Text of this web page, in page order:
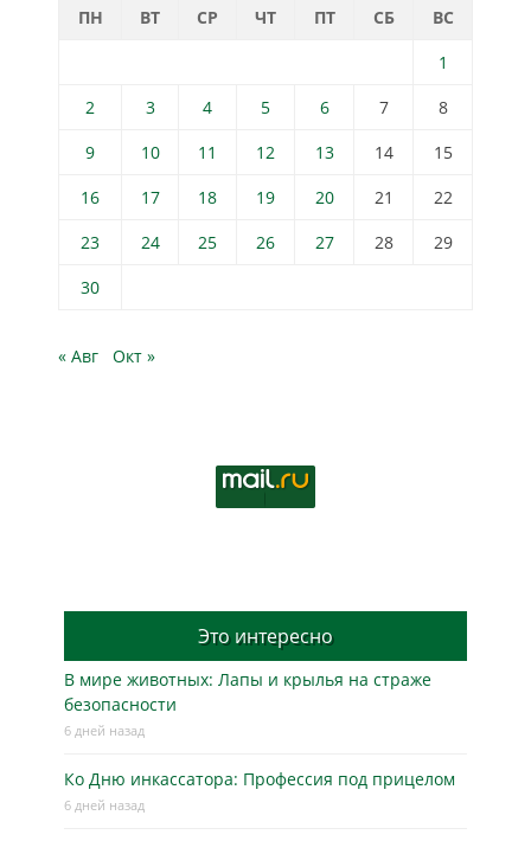
ПН ВТ СР ЧТ ПТ СБ
ВС
1
2
3 4 5 6 7
8
9
10 11 12 13 14
15
16
17 18 19 20 21
22
23
24 25 26 27 28
29
30
« Авг Окт »
Это интересно
В мире животных: Лапы и крылья на страже
безопасности
6 дней назад
Ко Дню инкассатора: Профессия под прицелом
6 дней назад